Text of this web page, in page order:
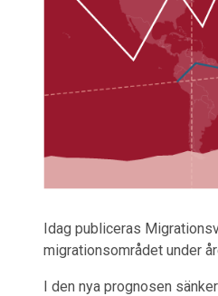
Idag publiceras
migrationsområdet under
I den nya prognosen